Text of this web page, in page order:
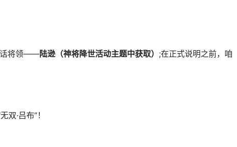
话将领——陆逊（神将降世活动主题中获取） ;在正式说明之前，咱
·吕布”！